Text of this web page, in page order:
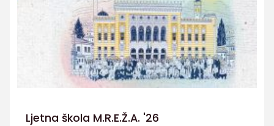
Ljetna škola M.R.E.Ž.A. '26